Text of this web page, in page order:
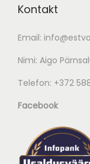
Kontakt
Email:
Nimi: Aigo
Telefon: +372
Facebook